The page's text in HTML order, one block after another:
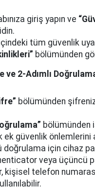
giriş yapın ve
tüm güvenlik
bölümünden
ve 2-Adımlı
bölümünden
bölümünden
ek güvenlik önlemlerini
doğrulama için cihaz
veya üçüncü
kişisel telefon